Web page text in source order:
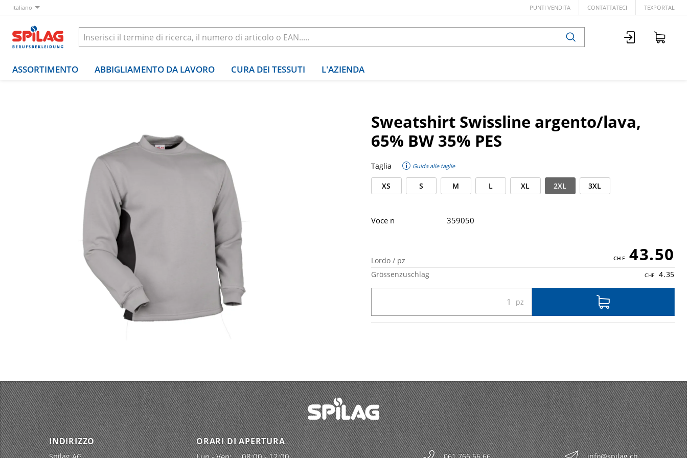
Italiano PUNTI VENDITA CONTATTATECI TEXPORTAL
ASSORTIMENTO ABBIGLIAMENTO DA LAVORO CURA DEI TESSUTI L'AZIENDA
Sweatshirt Swissline argento/lava,
65% BW 35% PES
Taglia Guida alle taglie
XS S M L XL 2XL 3XL
Lordo / pz 43.50
Grössenzuschlag 4.35
Voce n 359050
INDIRIZZO
Spilag AG
ORARI DI APERTURA
061 766 66 66 info@spilag.ch